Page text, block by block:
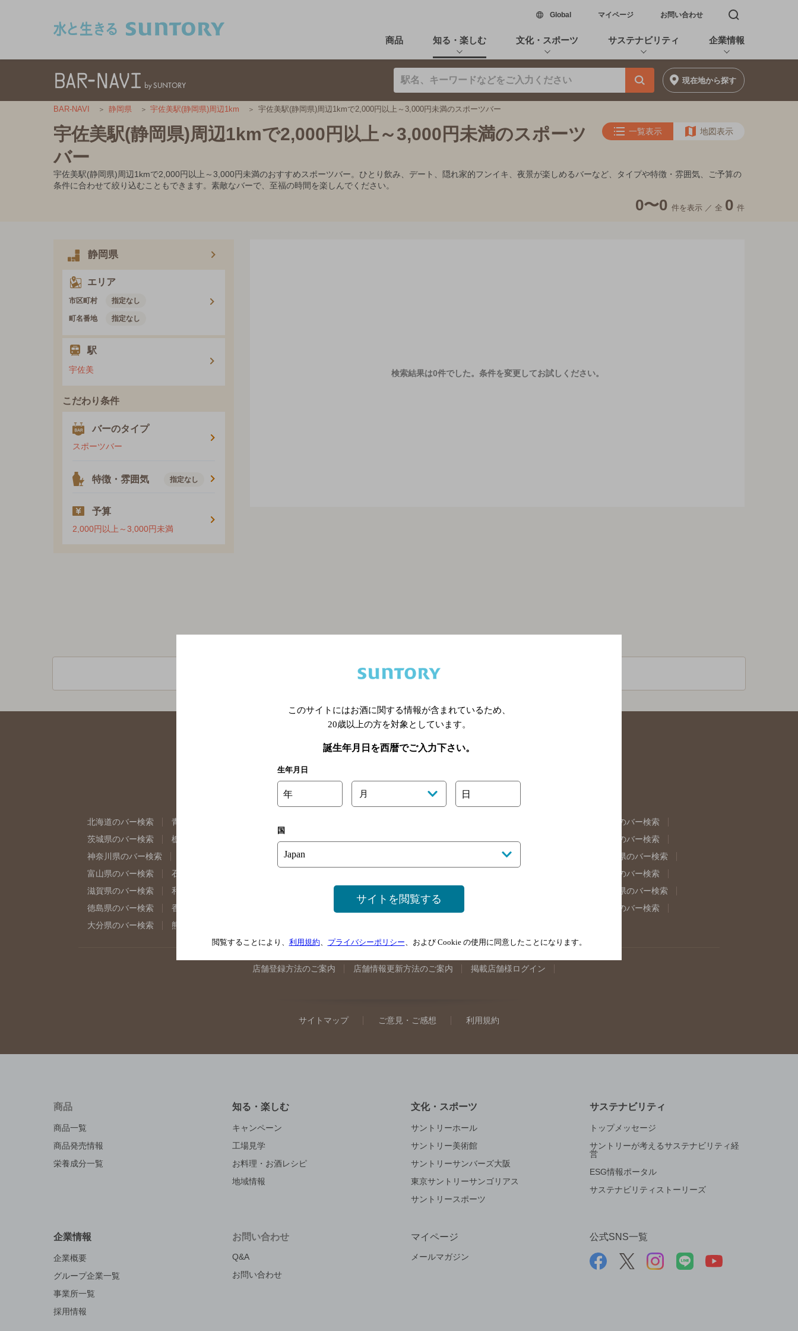
Global新しいウィンドウで開く
マイページ お問い合わせ 検索窓を開く
商品 知る・楽しむ 文化・スポーツ サステナビリティ 企業情報
現在地から探す
BAR-NAVI 静岡県 宇佐美駅(静岡県)周辺1km 宇佐美駅(静岡県)周辺1kmで2,000円以上～3,000円未満のスポーツバー
宇佐美駅(静岡県)周辺1kmで2,000円以上～3,000円未満のスポーツ
バー
一覧表示 地図表示
宇佐美駅(静岡県)周辺1kmで2,000円以上～3,000円未満のおすすめスポーツバー。ひとり飲み、デート、隠れ家的フンイキ、夜景が楽しめるバーなど、タイプや特徴・雰囲気、ご予算の
条件に合わせて絞り込むこともできます。素敵なバーで、至福の時間を楽しんでください。
0〜0 件を表示 ／ 全 0 件
静岡県
エリア
市区町村 指定なし
町名番地 指定なし
駅
宇佐美
こだわり条件
バーのタイプ
スポーツバー
特徴・雰囲気 指定なし
予算
2,000円以上～3,000円未満
検索結果は0件でした。 条件を変更してお試しください。
関連ページ
北海道のバー検索 青森県のバー検索
福島県のバー検索
茨城県のバー検索
栃木県のバー検索
東京都のバー検索
神奈川県のバー検索
埼玉県のバー検索
岐阜県のバー検索
富山県のバー検索
石川県のバー検索
奈良県のバー検索
滋賀県のバー検索
和歌山県のバー検索 山口県のバー検索
島根県のバー検索
徳島県のバー検索
香川県のバー検索
佐賀県のバー検索
大分県のバー検索
熊本県のバー検索
店舗登録方法のご案内 店舗情報更新方法のご案内 掲載店舗様ログイン
サイトマップ ご意見・ご感想 利用規約
商品
商品一覧
商品発売情報
栄養成分一覧
知る・楽しむ
キャンペーン
工場見学
お料理・お酒レシピ
地域情報
文化・スポーツ
サントリーホール
サントリー美術館
サントリーサンバーズ大阪
東京サントリーサンゴリアス
サントリースポーツ
サステナビリティ
トップメッセージ
サントリーが考えるサステナビリティ経
営
ESG情報ポータル
サステナビリティストーリーズ
企業情報
企業概要
グループ企業一覧
事業所一覧
採用情報
お問い合わせ
Q&A
お問い合わせ
マイページ
メールマガジン
公式SNS一覧
このサイトにはお酒に関する情報が含まれているため、
20歳以上の方を対象としています。
誕生年月日を西暦でご入力下さい。
生年月日
年 月 日
国
サイトを閲覧する
閲覧することにより、 利用規約、 プライバシーポリシー、および Cookie の使用に同意したことになります。